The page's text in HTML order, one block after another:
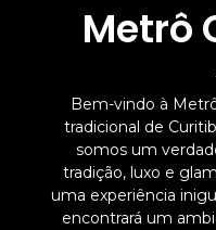
Metrô
Bem-vindo à
tradicional de
somos um
tradição, luxo e
uma experiência
encontrará um